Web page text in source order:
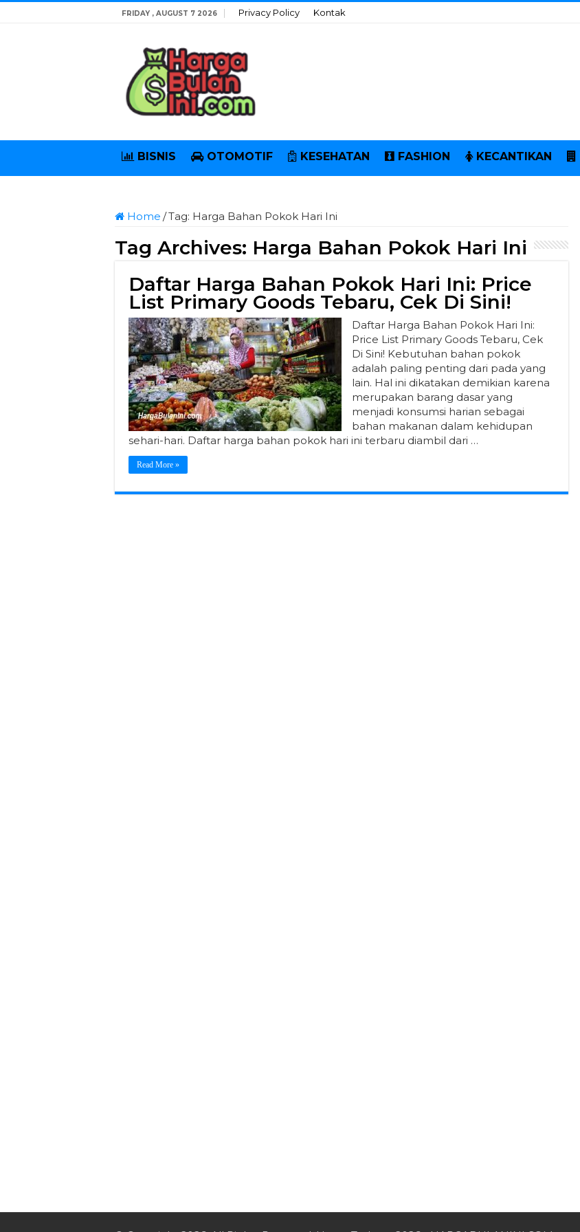
FRIDAY , AUGUST 7 2026 Privacy Policy Kontak
BISNIS OTOMOTIF KESEHATAN FASHION KECANTIKAN
Home /Tag: Harga Bahan Pokok Hari Ini
Tag Archives: Harga Bahan Pokok Hari Ini
Daftar Harga Bahan Pokok Hari Ini: Price
List Primary Goods Tebaru, Cek Di Sini!
Daftar Harga Bahan Pokok Hari Ini:
Price List Primary Goods Tebaru, Cek
Di Sini! Kebutuhan bahan pokok
adalah paling penting dari pada yang
lain. Hal ini dikatakan demikian karena
merupakan barang dasar yang
menjadi konsumsi harian sebagai
bahan makanan dalam kehidupan
sehari-hari. Daftar harga bahan pokok hari ini terbaru diambil dari …
Read More »